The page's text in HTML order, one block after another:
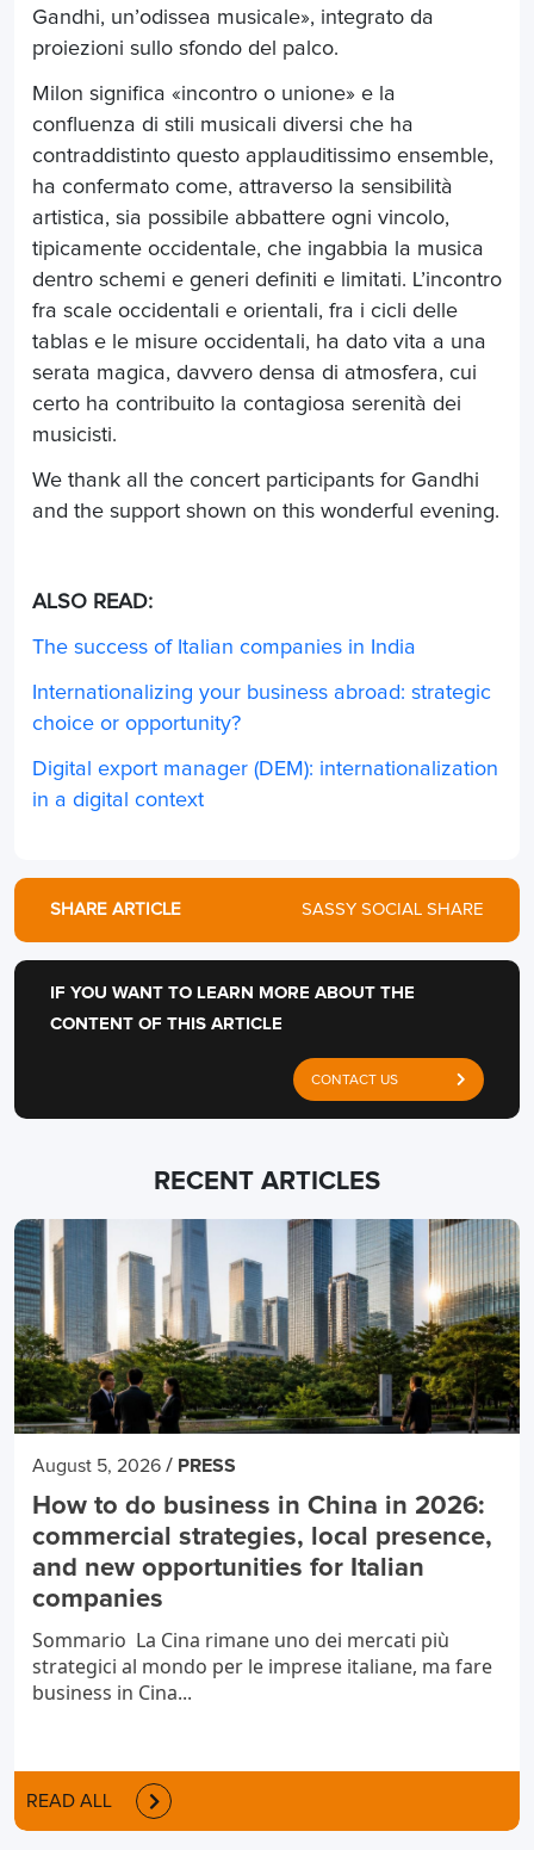
Gandhi, un’odissea musicale», integrato da
proiezioni sullo sfondo del palco.
Milon significa «incontro o unione» e la
confluenza di stili musicali diversi che ha
contraddistinto questo applauditissimo ensemble,
ha confermato come, attraverso la sensibilità
artistica, sia possibile abbattere ogni vincolo,
tipicamente occidentale, che ingabbia la musica
dentro schemi e generi definiti e limitati. L’incontro
fra scale occidentali e orientali, fra i cicli delle
tablas e le misure occidentali, ha dato vita a una
serata magica, davvero densa di atmosfera, cui
certo ha contribuito la contagiosa serenità dei
musicisti.
We thank all the concert participants for Gandhi
and the support shown on this wonderful evening.
ALSO READ:
The success of Italian companies in India
Internationalizing your business abroad: strategic
choice or opportunity?
Digital export manager (DEM): internationalization
in a digital context
SHARE ARTICLE SASSY SOCIAL SHARE
IF YOU WANT TO LEARN MORE ABOUT THE
CONTENT OF THIS ARTICLE
CONTACT US
RECENT ARTICLES
August 5, 2026 / PRESS
How to do business in China in 2026:
commercial strategies, local presence,
and new opportunities for Italian
companies
Sommario La Cina rimane uno dei mercati più
strategici al mondo per le imprese italiane, ma fare
business in Cina...
READ ALL